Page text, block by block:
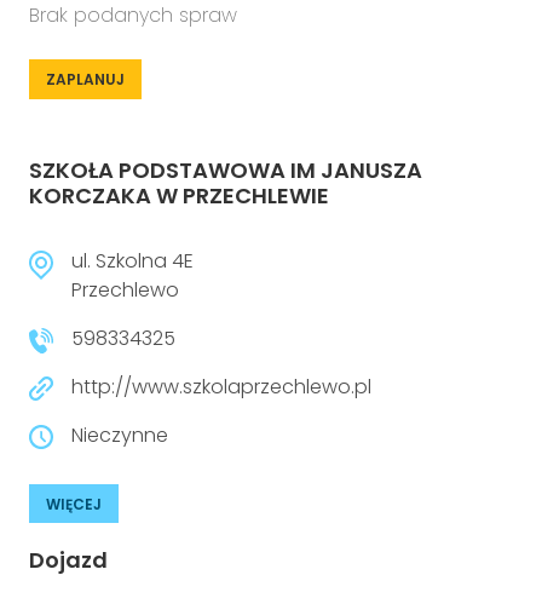
Brak podanych spraw
ZAPLANUJ
SZKOŁA PODSTAWOWA IM JANUSZA
KORCZAKA W PRZECHLEWIE
ul. Szkolna 4E
Przechlewo
598334325
http://www.szkolaprzechlewo.pl
Nieczynne
WIĘCEJ
Dojazd